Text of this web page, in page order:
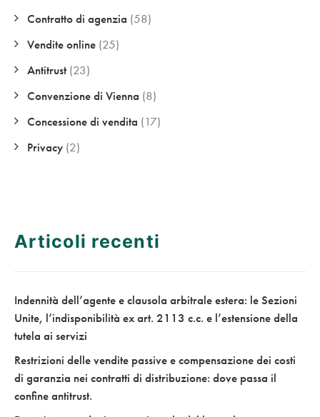
Contratto di agenzia (58)
Vendite online (25)
Antitrust (23)
Convenzione di Vienna (8)
Concessione di vendita (17)
Privacy (2)
Articoli recenti
Indennità dell’agente e clausola arbitrale estera: le Sezioni
Unite, l’indisponibilità ex art. 2113 c.c. e l’estensione della
tutela ai servizi
Restrizioni delle vendite passive e compensazione dei costi
di garanzia nei contratti di distribuzione: dove passa il
confine antitrust.